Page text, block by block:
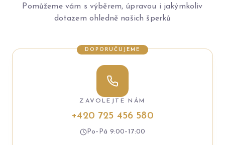
Pomůžeme vám s výběrem, úpravou i jakýmkoliv
dotazem ohledně našich šperků
DOPORUČUJEME
ZAVOLEJTE NÁM
+420 725 456 580
Po–Pá 9:00–17:00